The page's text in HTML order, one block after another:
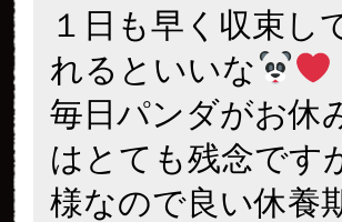
１日も早く収束し
れるといいな
毎日パンダがお休
はとても残念です
様なので良い休養